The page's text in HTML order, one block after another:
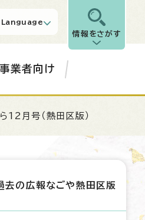
Language
情報をさがす
事業者向け
月号（熱田区版）
去の広報なごや熱田区版